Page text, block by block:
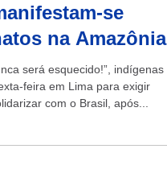
se
na Amazônia
será esquecido!”, indígenas
feira em Lima para exigir
com o Brasil, após...